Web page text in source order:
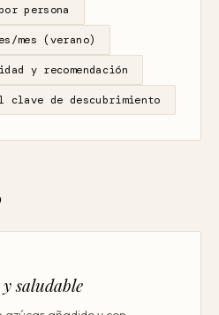
persona
mes (verano)
y recomendación
clave de descubrimiento
saludable